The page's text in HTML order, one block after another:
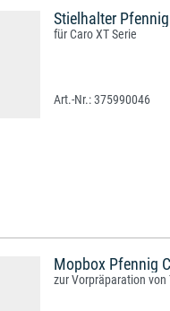
Stielhalter
für Caro XT Serie
375990046
Mopbox Pfennig
zur Vorpräparation